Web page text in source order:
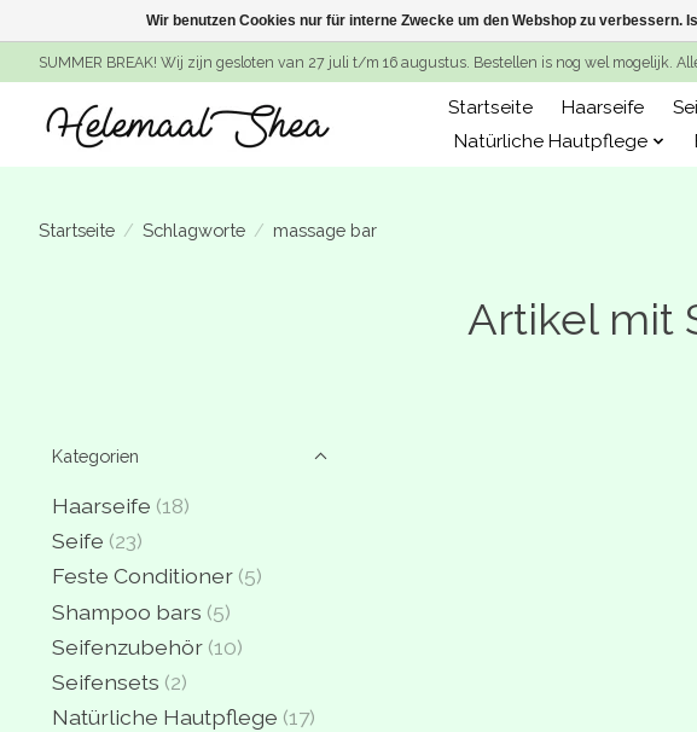
SUMMER BREAK! Wij zijn gesloten van 27 juli t/m 16 augustus. Bestellen is nog wel mogelijk.
Startseite Haarseife
Natürliche Hautpflege
Startseite / Schlagworte / massage bar
Artikel mit
Kategorien
Haarseife (18)
Seife (23)
Feste Conditioner (5)
Shampoo bars (5)
Seifenzubehör (10)
Seifensets (2)
Natürliche Hautpflege (17)
Wir benutzen Cookies nur für interne Zwecke um den Webshop zu verbessern.